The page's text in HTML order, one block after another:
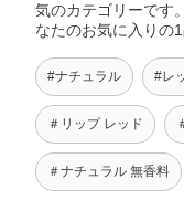
気のカテゴリーです
なたのお気に入りの
#ナチュラル #レ
＃リップ レッド
＃ナチュラル 無香料